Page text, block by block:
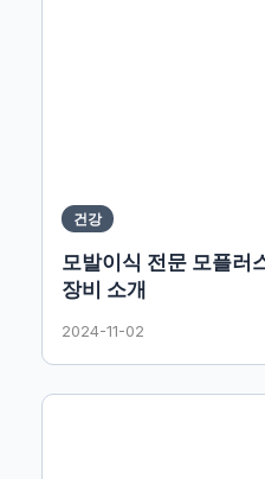
건강
모발이식 전문 모플러
장비 소개
2024-11-02